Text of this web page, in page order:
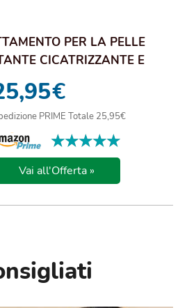
PER LA PELLE
CICATRIZZANTE E
€
PRIME Totale 25,95€
★★★★★
★★★★★
Vai all'Offerta »